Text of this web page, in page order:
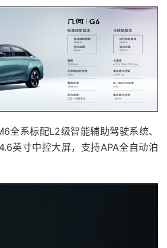
全系标配L2级智能辅助驾驶系统、
英寸中控大屏，支持APA全自动泊